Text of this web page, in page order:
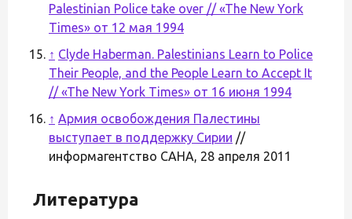
Palestinian Police take over // «The New York
Times» от 12 мая 1994
↑ Clyde Haberman. Palestinians Learn to Police
Their People, and the People Learn to Accept It
// «The New York Times» от 16 июня 1994
↑ Армия освобождения Палестины
выступает в поддержку Сирии //
информагентство САНА, 28 апреля 2011
Литература